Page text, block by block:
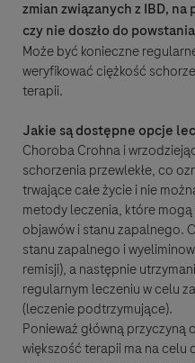
zmian związanych z IBD,
czy nie doszło do
Może być konieczne
weryfikować ciężkość
terapii.
Jakie są dostępne opcje
Choroba Crohna i
schorzenia przewlekłe, co
trwające całe życie i nie
metody leczenia, które
objawów i stanu zapalnego.
stanu zapalnego i
remisji), a następnie
regularnym leczeniu w celu
(leczenie podtrzymujące).
Ponieważ główną przyczyną
większość terapii ma na